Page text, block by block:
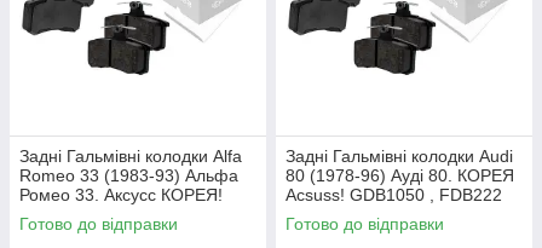
Задні Гальмівні колодки Alfa
Romeo 33 (1983-93) Альфа
Ромео 33. Аксусс КОРЕЯ!
GDB1050 , FDB222
Готово до відправки
Задні Гальмівні колодки Audi
80 (1978-96) Ауді 80. КОРЕЯ
Acsuss! GDB1050 , FDB222
Готово до відправки